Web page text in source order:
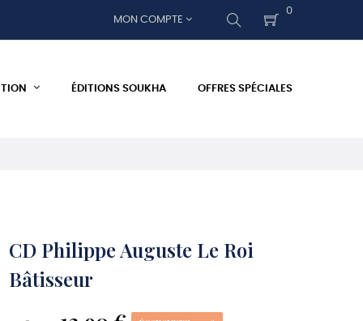
MON COMPTE
0
ÉDITIONS SOUKHA OFFRES SPÉCIALES
CD Philippe Auguste Le Roi
Bâtisseur